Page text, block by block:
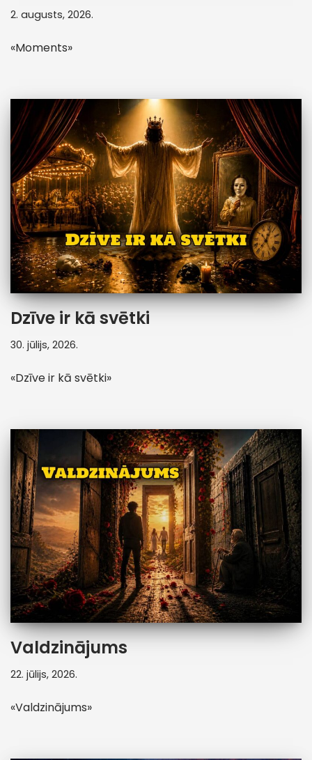
2. augusts, 2026.
«Moments»
Dzīve ir kā svētki
30. jūlijs, 2026.
«Dzīve ir kā svētki»
Valdzinājums
22. jūlijs, 2026.
«Valdzinājums»